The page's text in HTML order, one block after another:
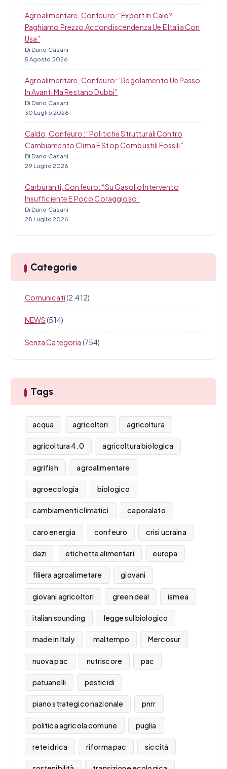
Agroalimentare, Confeuro: “Export In Calo?
Paghiamo Prezzo Accondiscendenza Ue E Italia Con
Usa”
Di Dario Casani
5 Agosto 2026
Agroalimentare, Confeuro: “Regolamento Ue Passo
In Avanti Ma Restano Dubbi”
Di Dario Casani
30 Luglio 2026
Caldo, Confeuro: “Politiche Strutturali Contro
Cambiamento Clima E Stop Combustili Fossili”
Di Dario Casani
29 Luglio 2026
Carburanti, Confeuro: “Su Gasolio Intervento
Insufficiente E Poco Coraggioso”
Di Dario Casani
28 Luglio 2026
Categorie
Comunicati(2.412)
NEWS(514)
Senza Categoria (754)
Tags
acqua agricoltori agricoltura
agricoltura 4.0 agricoltura biologica
agrifish agroalimentare
agroecologia biologico
cambiamenti climatici caporalato
caro energia confeuro crisi ucraina
dazi etichette alimentari europa
filiera agroalimetare giovani
giovani agricoltori green deal ismea
italian sounding legge sul biologico
made in Italy maltempo Mercosur
nuova pac nutriscore pac
patuanelli pesticidi
piano strategico nazionale pnrr
politica agricola comune puglia
rete idrica riforma pac siccità